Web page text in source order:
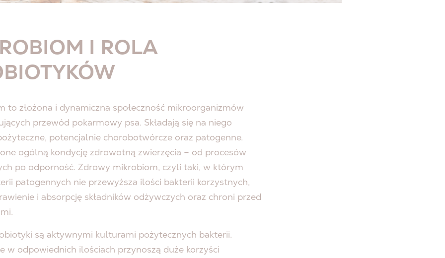
I ROLA
to złożona i dynamiczna społeczność mikroorganizmów
przewód pokarmowy psa. Składają się na niego
potencjalnie chorobotwórcze oraz patogenne.
ogólną kondycję zdrowotną zwierzęcia – od procesów
po odporność. Zdrowy mikrobiom, czyli taki, w którym
patogennych nie przewyższa ilości bakterii korzystnych,
i absorpcję składników odżywczych oraz chroni przed
są aktywnymi kulturami pożytecznych bakterii.
w odpowiednich ilościach przynoszą duże korzyści